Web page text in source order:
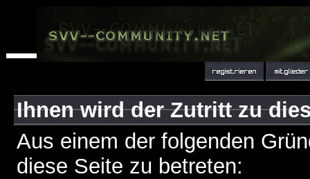
Ihnen wird der Zutritt zu
Aus einem der folgenden
diese Seite zu betreten: